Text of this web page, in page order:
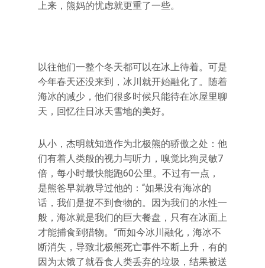
上来，熊妈的忧虑就更重了一些。
以往他们一整个冬天都可以在冰上待着。可是
今年春天还没来到，冰川就开始融化了。随着
海冰的减少，他们很多时候只能待在冰屋里聊
天，回忆往日冰天雪地的美好。
从小，杰明就知道作为北极熊的骄傲之处：他
们有着人类般的视力与听力，嗅觉比狗灵敏7
倍，每小时最快能跑60公里。不过有一点，
是熊爸早就教导过他的：“如果没有海冰的
话，我们是捉不到食物的。因为我们的水性一
般，海冰就是我们的巨大餐盘，只有在冰面上
才能捕食到猎物。”而如今冰川融化，海冰不
断消失，导致北极熊死亡事件不断上升，有的
因为太饿了就吞食人类丢弃的垃圾，结果被送